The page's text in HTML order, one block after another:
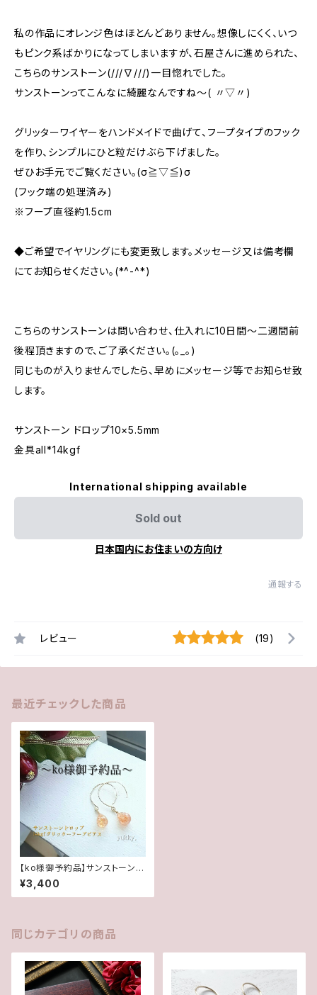
私の作品にオレンジ色はほとんどありません。想像しにくく、いつ
もピンク系ばかりになってしまいますが、石屋さんに進められた、
こちらのサンストーン(///∇///)一目惚れでした。
サンストーンってこんなに綺麗なんですね～( 〃▽〃)
グリッターワイヤーをハンドメイドで曲げて、フープタイプのフック
を作り、シンプルにひと粒だけぶら下げました。
ぜひお手元でご覧ください。(σ≧▽≦)σ
(フック端の処理済み)
※フープ直径約1.5cm
◆ご希望でイヤリングにも変更致します。メッセージ又は備考欄
にてお知らせください。(*^-^*)
こちらのサンストーンは問い合わせ、仕入れに10日間～二週間前
後程頂きますので、ご了承ください。(。_。)
同じものが入りませんでしたら、早めにメッセージ等でお知らせ致
します。
サンストーン ドロップ10×5.5mm
金具all*14kgf
International shipping available
Sold out
日本国内にお住まいの方向け
通報する
レビュー (19)
最近チェックした商品
【ko様御予約品】サンストーン＊
ドロップ14kgfグリッターフープ
フックピアス
¥3,400
同じカテゴリの商品